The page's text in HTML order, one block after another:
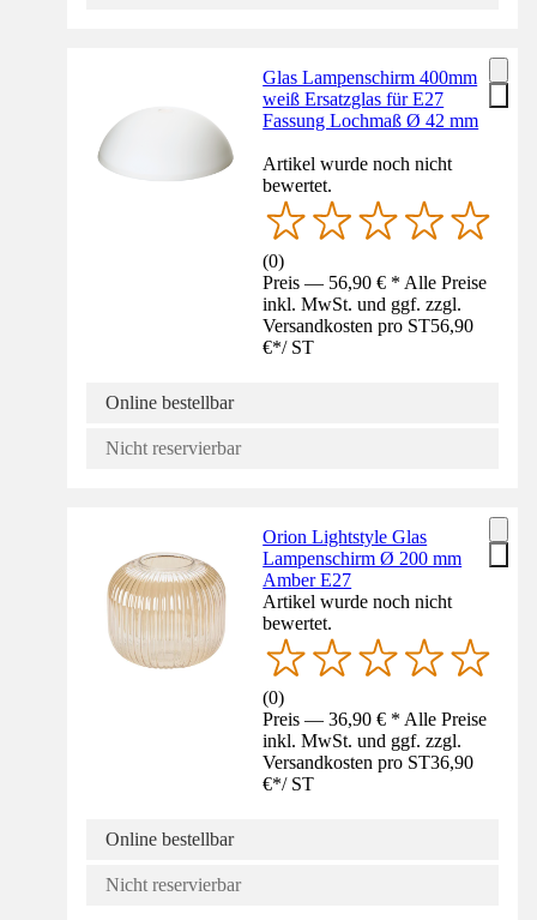
Glas Lampenschirm 400mm
weiß Ersatzglas für E27
Fassung Lochmaß Ø 42 mm
Artikel wurde noch nicht
bewertet.
(0)
Preis — 56,90 € * Alle Preise
inkl. MwSt. und ggf. zzgl.
Versandkosten pro ST56,90
€*/ ST
Online bestellbar
Nicht reservierbar
Orion Lightstyle Glas
Lampenschirm Ø 200 mm
Amber E27
Artikel wurde noch nicht
bewertet.
(0)
Preis — 36,90 € * Alle Preise
inkl. MwSt. und ggf. zzgl.
Versandkosten pro ST36,90
€*/ ST
Online bestellbar
Nicht reservierbar